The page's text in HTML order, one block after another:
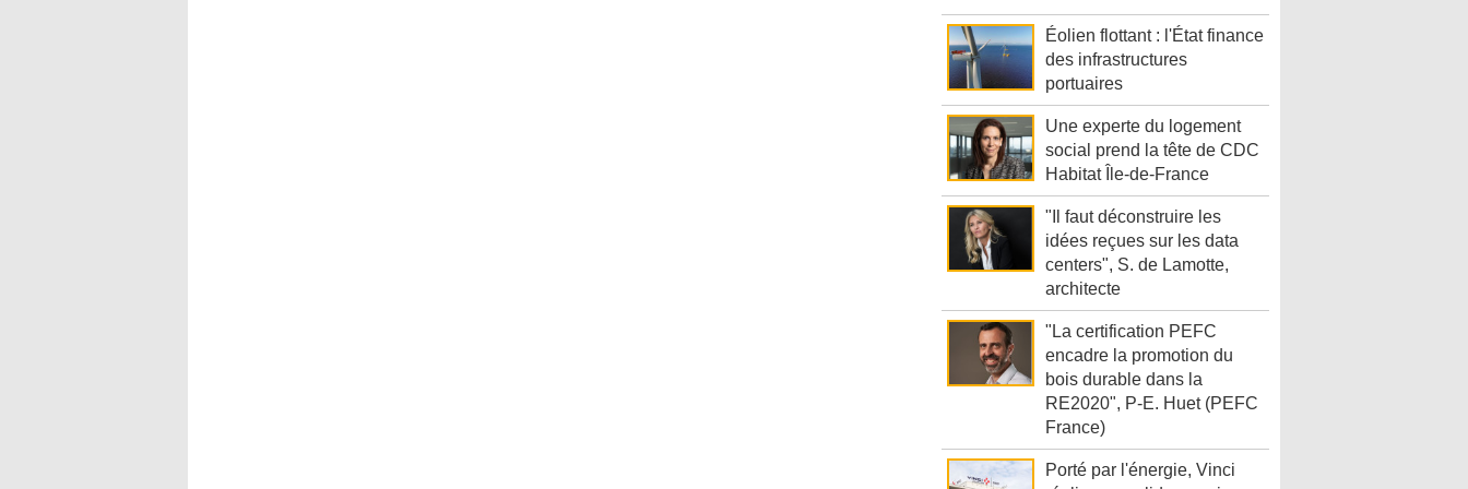
Éolien flottant : l'État finance
des infrastructures
portuaires
Une experte du logement
social prend la tête de CDC
Habitat Île-de-France
"Il faut déconstruire les
idées reçues sur les data
centers", S. de Lamotte,
architecte
"La certification PEFC
encadre la promotion du
bois durable dans la
RE2020", P-E. Huet (PEFC
France)
Porté par l'énergie, Vinci